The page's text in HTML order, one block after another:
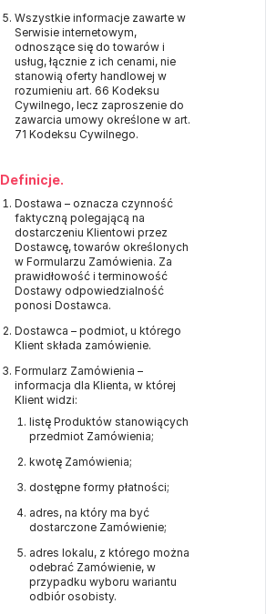
Wszystkie informacje zawarte w
Serwisie internetowym,
odnoszące się do towarów i
usług, łącznie z ich cenami, nie
stanowią oferty handlowej w
rozumieniu art. 66 Kodeksu
Cywilnego, lecz zaproszenie do
zawarcia umowy określone w art.
71 Kodeksu Cywilnego.
Definicje.
Dostawa – oznacza czynność
faktyczną polegającą na
dostarczeniu Klientowi przez
Dostawcę, towarów określonych
w Formularzu Zamówienia. Za
prawidłowość i terminowość
Dostawy odpowiedzialność
ponosi Dostawca.
Dostawca – podmiot, u którego
Klient składa zamówienie.
Formularz Zamówienia –
informacja dla Klienta, w której
Klient widzi:
listę Produktów stanowiących
przedmiot Zamówienia;
kwotę Zamówienia;
dostępne formy płatności;
adres, na który ma być
dostarczone Zamówienie;
adres lokalu, z którego można
odebrać Zamówienie, w
przypadku wyboru wariantu
odbiór osobisty.